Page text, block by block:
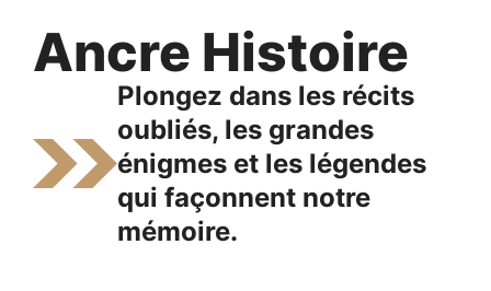
Ancre Histoire
Plongez dans les récits
oubliés, les grandes
énigmes et les légendes
qui façonnent notre
mémoire.